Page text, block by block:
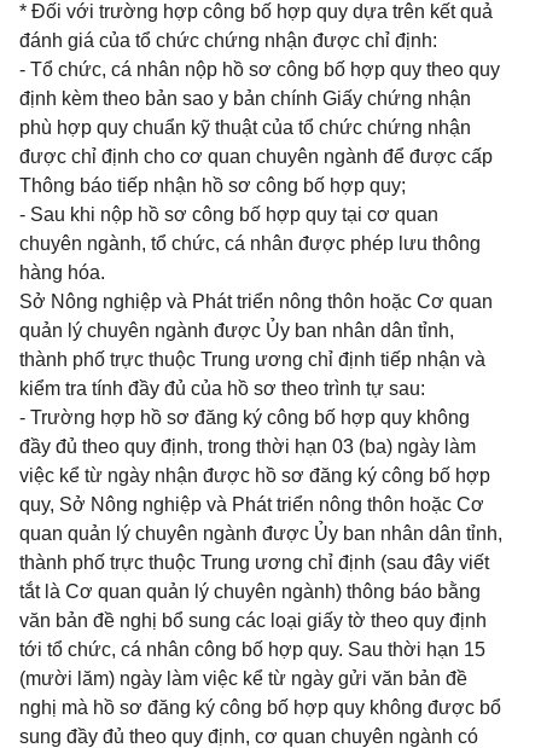
* Đối với trường hợp công bố hợp quy dựa trên kết quả
đánh giá của tổ chức chứng nhận được chỉ định:
- Tổ chức, cá nhân nộp hồ sơ công bố hợp quy theo quy
định kèm theo bản sao y bản chính Giấy chứng nhận
phù hợp quy chuẩn kỹ thuật của tổ chức chứng nhận
được chỉ định cho cơ quan chuyên ngành để được cấp
Thông báo tiếp nhận hồ sơ công bố hợp quy;
- Sau khi nộp hồ sơ công bố hợp quy tại cơ quan
chuyên ngành, tổ chức, cá nhân được phép lưu thông
hàng hóa.
Sở Nông nghiệp và Phát triển nông thôn hoặc Cơ quan
quản lý chuyên ngành được Ủy ban nhân dân tỉnh,
thành phố trực thuộc Trung ương chỉ định tiếp nhận và
kiểm tra tính đầy đủ của hồ sơ theo trình tự sau:
- Trường hợp hồ sơ đăng ký công bố hợp quy không
đầy đủ theo quy định, trong thời hạn 03 (ba) ngày làm
việc kể từ ngày nhận được hồ sơ đăng ký công bố hợp
quy, Sở Nông nghiệp và Phát triển nông thôn hoặc Cơ
quan quản lý chuyên ngành được Ủy ban nhân dân tỉnh,
thành phố trực thuộc Trung ương chỉ định (sau đây viết
tắt là Cơ quan quản lý chuyên ngành) thông báo bằng
văn bản đề nghị bổ sung các loại giấy tờ theo quy định
tới tổ chức, cá nhân công bố hợp quy. Sau thời hạn 15
(mười lăm) ngày làm việc kể từ ngày gửi văn bản đề
nghị mà hồ sơ đăng ký công bố hợp quy không được bổ
sung đầy đủ theo quy định, cơ quan chuyên ngành có